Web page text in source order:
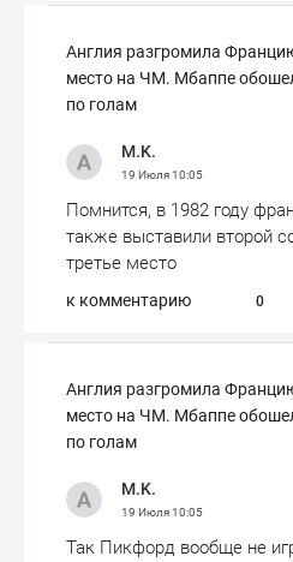
Англия разгромила
место на ЧМ. Мбаппе
по голам
M.K.
19 Июля10:05
Помнится, в 1982 году
также выставили второй
третье место
к комментарию 0
Англия разгромила
место на ЧМ. Мбаппе
по голам
M.K.
19 Июля10:05
Так Пикфорд вообще не